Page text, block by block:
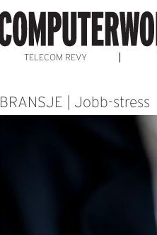
TELECOM REVY
BRANSJE | Jobb-stress